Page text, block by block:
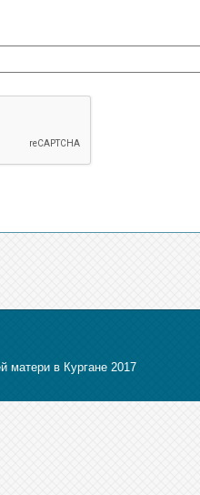
матери в Кургане 2017